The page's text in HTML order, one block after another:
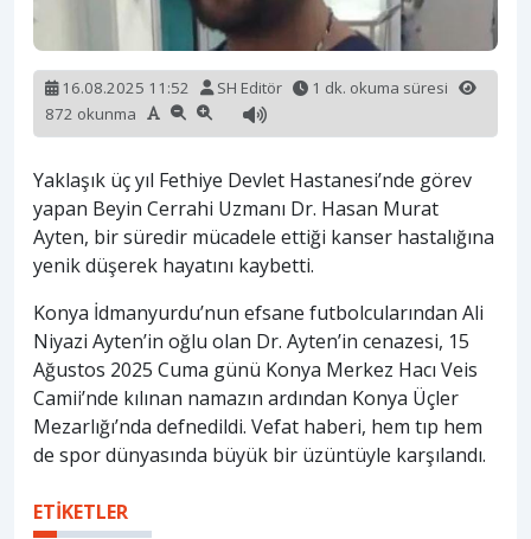
16.08.2025 11:52 SH Editör
1 dk. okuma süresi
872 okunma
Yaklaşık üç yıl Fethiye Devlet Hastanesi’nde görev
yapan Beyin Cerrahi Uzmanı Dr. Hasan Murat
Ayten, bir süredir mücadele ettiği kanser hastalığına
yenik düşerek hayatını kaybetti.
Konya İdmanyurdu’nun efsane futbolcularından Ali
Niyazi Ayten’in oğlu olan Dr. Ayten’in cenazesi, 15
Ağustos 2025 Cuma günü Konya Merkez Hacı Veis
Camii’nde kılınan namazın ardından Konya Üçler
Mezarlığı’nda defnedildi. Vefat haberi, hem tıp hem
de spor dünyasında büyük bir üzüntüyle karşılandı.
ETİKETLER